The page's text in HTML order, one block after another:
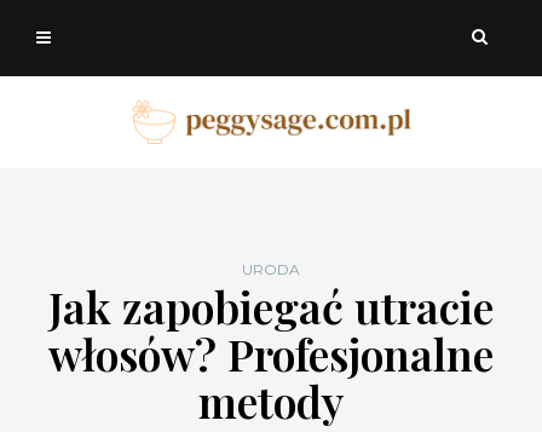
URODA
Jak zapobiegać utracie
włosów? Profesjonalne
metody